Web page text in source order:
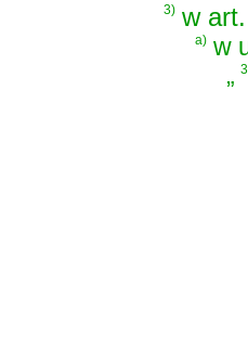
3) w
a) w
„